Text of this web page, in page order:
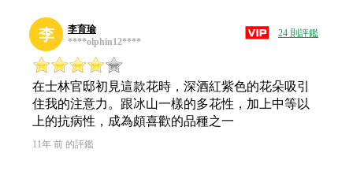
李
李育瑜
****olphin12****
24 則評鑑
在士林官邸初見這款花時，深酒紅紫色的花朵吸引
住我的注意力。跟冰山一樣的多花性，加上中等以
上的抗病性，成為頗喜歡的品種之一
11年 前 的評鑑